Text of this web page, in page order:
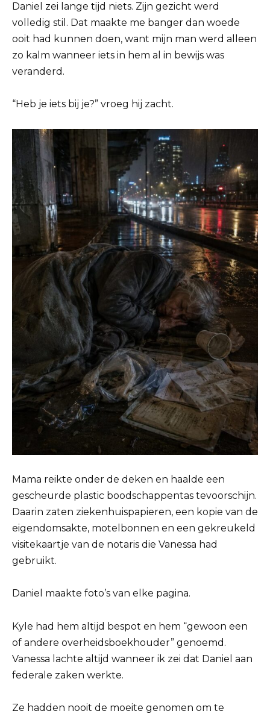
Daniel zei lange tijd niets. Zijn gezicht werd
volledig stil. Dat maakte me banger dan woede
ooit had kunnen doen, want mijn man werd alleen
zo kalm wanneer iets in hem al in bewijs was
veranderd.
“Heb je iets bij je?” vroeg hij zacht.
Mama reikte onder de deken en haalde een
gescheurde plastic boodschappentas tevoorschijn.
Daarin zaten ziekenhuispapieren, een kopie van de
eigendomsakte, motelbonnen en een gekreukeld
visitekaartje van de notaris die Vanessa had
gebruikt.
Daniel maakte foto’s van elke pagina.
Kyle had hem altijd bespot en hem “gewoon een
of andere overheidsboekhouder” genoemd.
Vanessa lachte altijd wanneer ik zei dat Daniel aan
federale zaken werkte.
Ze hadden nooit de moeite genomen om te